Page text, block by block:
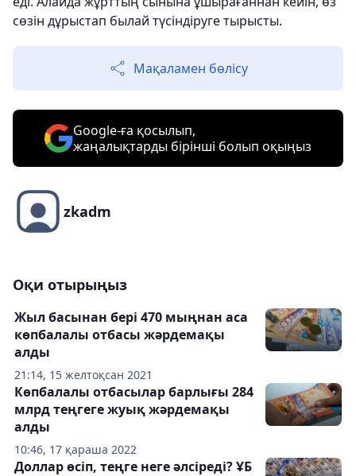
сөзін дұрыстап былай түсіндіруге тырысты.
Мақаламен бөлісу
Google-ға қосылып,
жаңалықтарды бірінші болып оқыңыз
zkadm
Оқи отырыңыз
21:14, 15 желтоқсан 2021
Жыл басынан бері 470 мыңнан аса
көпбалалы отбасы жәрдемақы
алды
10:46, 17 қараша 2022
Көпбалалы отбасылар барлығы 284
млрд теңгеге жуық жәрдемақы
алды
Доллар өсіп, теңге неге әлсіреді? ҰБ